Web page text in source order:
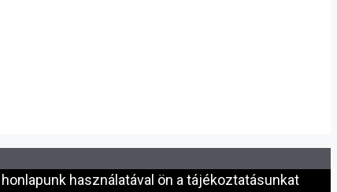
használatával ön a tájékoztatásunkat